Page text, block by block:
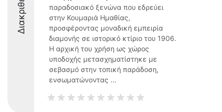
παραδοσιακό ξενώνα που εδρεύει
στην Κουμαριά Ημαθίας,
προσφέροντας μοναδική εμπειρία
διαμονής σε ιστορικό κτίριο του 1906.
Η αρχική του χρήση ως χώρος
υποδοχής μετασχηματίστηκε με
σεβασμό στην τοπική παράδοση,
ενσωματώνοντας ...